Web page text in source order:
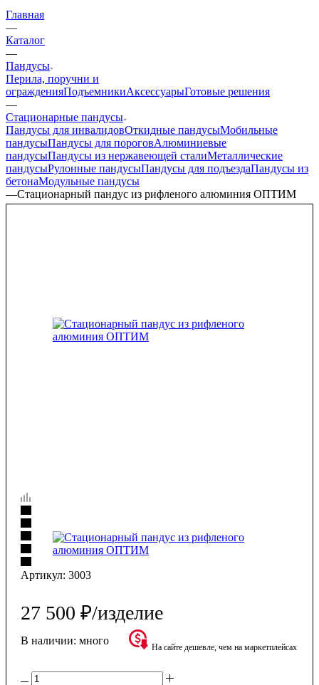
Главная
—
Каталог
—
Пандусы
Перила, поручни и
огражденияПодъемникиАксессуарыГотовые решения
—
Стационарные пандусы
Пандусы для инвалидовОткидные пандусыМобильные
пандусыПандусы для пороговАлюминиевые
пандусыПандусы из нержавеющей сталиМеталлические
пандусыРулонные пандусыПандусы для подъездаПандусы из
бетонаМодульные пандусы
—Стационарный пандус из рифленого алюминия ОПТИМ
Артикул: 3003
27 500 ₽/изделие
В наличии: много
На сайте дешевле, чем на маркетплейсах